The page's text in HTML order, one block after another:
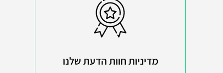
מדיניות חוות הדעת שלנו